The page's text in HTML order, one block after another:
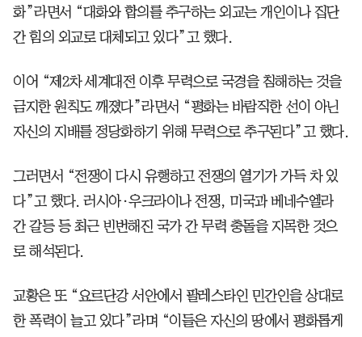
화”라면서 “대화와 합의를 추구하는 외교는 개인이나 집단
간 힘의 외교로 대체되고 있다”고 했다.
이어 “제2차 세계대전 이후 무력으로 국경을 침해하는 것을
금지한 원칙도 깨졌다”라면서 “평화는 바람직한 선이 아닌
자신의 지배를 정당화하기 위해 무력으로 추구된다”고 했다.
그러면서 “전쟁이 다시 유행하고 전쟁의 열기가 가득 차 있
다”고 했다. 러시아·우크라이나 전쟁, 미국과 베네수엘라
간 갈등 등 최근 빈번해진 국가 간 무력 충돌을 지목한 것으
로 해석된다.
교황은 또 “요르단강 서안에서 팔레스타인 민간인을 상대로
한 폭력이 늘고 있다”라며 “이들은 자신의 땅에서 평화롭게